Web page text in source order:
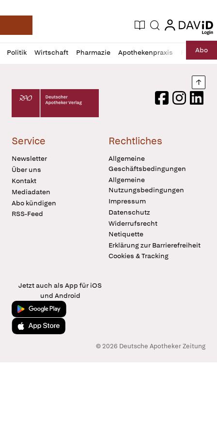
Deutsche Apotheker Zeitung
Aktuelle Ausgabe
Suche login
login
Politik Wirtschaft Pharmazie Apothekenpraxis RechtAbo
Profil
öffnen
Daz
Pur
Deutscher Apotheker Verlag Logo
FacebookInstagram
Service
Newsletter
Über uns
Kontakt
Mediadaten
Abo kündigen
RSS-Feed
Rechtliches
Allgemeine
Geschäftsbedingungen
Allgemeine
Nutzungsbedingungen
Impressum
Datenschutz
Widerrufsrecht
Netiquette
Erklärung zur Barrierefreiheit
Cookies & Tracking
Jetzt auch als App für iOS
und Android
Jetzt bei Google Play
Laden im App Store
© 2026 Deutsche Apotheker Zeitung